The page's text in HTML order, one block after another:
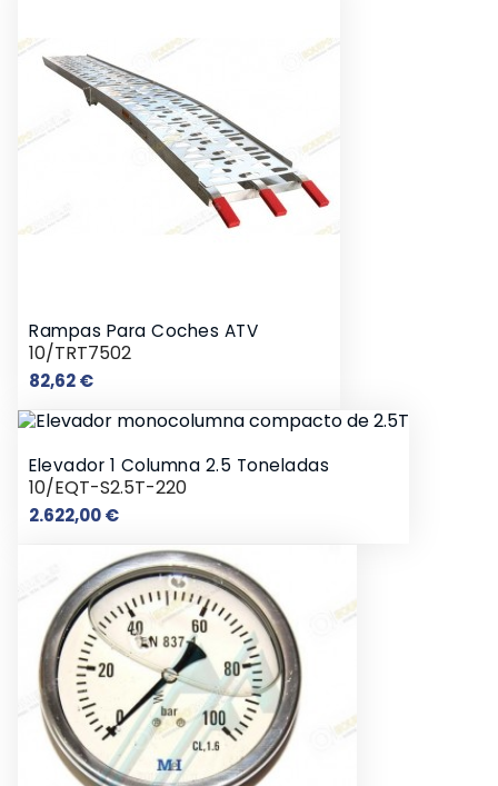
Rampas Para Coches ATV
10/TRT7502
82,62 €Precio
Elevador 1 Columna 2.5 Toneladas
10/EQT-S2.5T-220
2.622,00 €Precio